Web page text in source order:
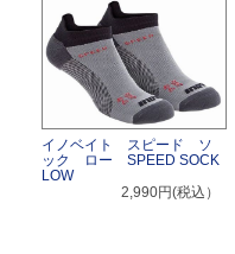
イノベイト スピード ソ
ック ロー SPEED SOCK
LOW
2,990円(税込）